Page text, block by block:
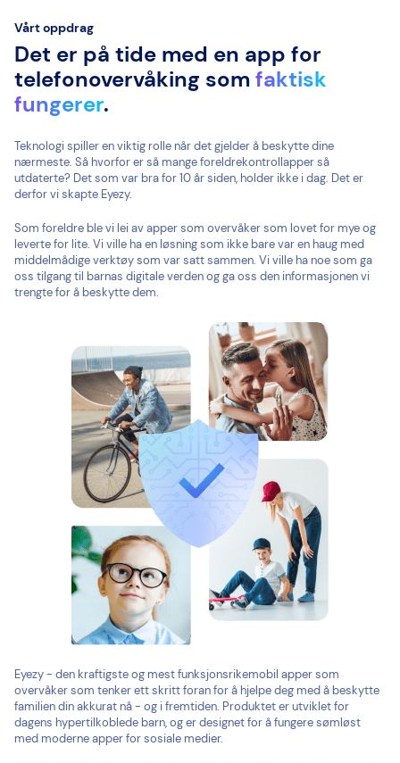
Vårt oppdrag
Det er på tide med en app for
telefonovervåking somfaktisk
fungerer.
Teknologi spiller en viktig rolle når det gjelder å beskytte dine
nærmeste. Så hvorfor er så mange foreldrekontrollapper så
utdaterte? Det som var bra for 10 år siden, holder ikke i dag. Det er
derfor vi skapte Eyezy.
Som foreldre ble vi lei av apper som overvåker som lovet for mye og
leverte for lite. Vi ville ha en løsning som ikke bare var en haug med
middelmådige verktøy som var satt sammen. Vi ville ha noe som ga
oss tilgang til barnas digitale verden og ga oss den informasjonen vi
trengte for å beskytte dem.
Eyezy - den kraftigste og mest funksjonsrikemobil apper som
overvåker som tenker ett skritt foran for å hjelpe deg med å beskytte
familien din akkurat nå - og i fremtiden. Produktet er utviklet for
dagens hypertilkoblede barn, og er designet for å fungere sømløst
med moderne apper for sosiale medier.